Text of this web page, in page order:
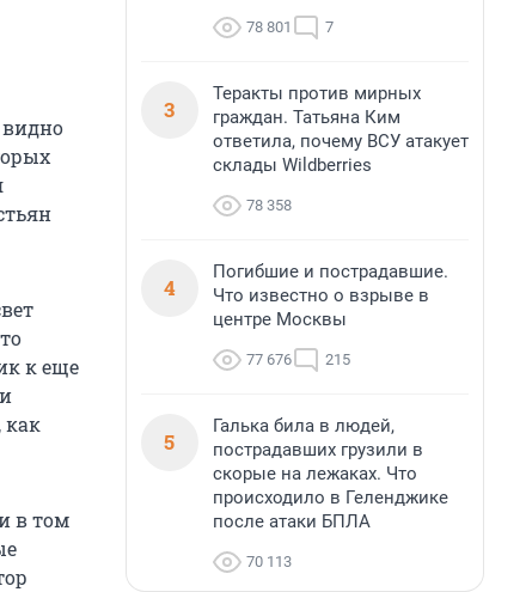
видно
к еще
как
в том
78 801 7
3
Теракты против мирных
граждан. Татьяна Ким
ответила, почему ВСУ атакует
склады Wildberries
78 358
4
Погибшие и пострадавшие.
Что известно о взрыве в
центре Москвы
77 676 215
5
Галька била в людей,
пострадавших грузили в
скорые на лежаках. Что
происходило в Геленджике
после атаки БПЛА
70 113